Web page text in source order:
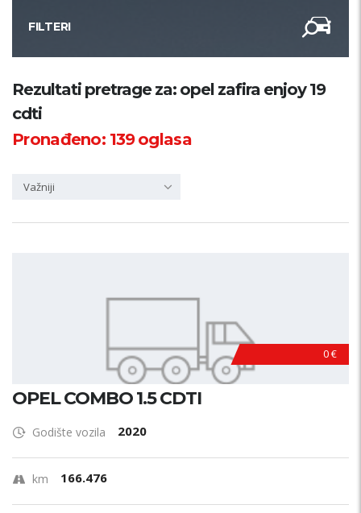
FILTERI
Kategorija
Županija
Rezultati pretrage za: opel zafira enjoy 19
cdti
Pronađeno: 139oglasa
Važniji
0 €
OPEL COMBO 1.5 CDTI
Godište vozila 2020
km 166.476